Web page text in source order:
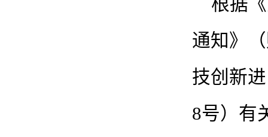
根据
通知》
技创新
8号）有